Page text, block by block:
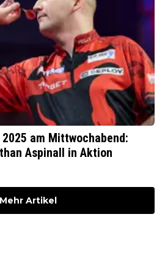
am Mittwochabend:
Aspinall in Aktion
Mehr Artikel